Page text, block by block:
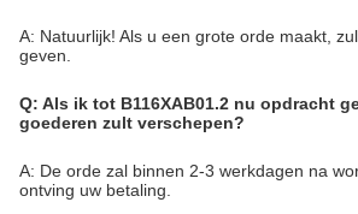
A: Natuurlijk! Als u een grote orde maakt,
geven.
Q: Als ik tot B116XAB01.2 nu opdracht
goederen zult verschepen?
A: De orde zal binnen 2-3 werkdagen na
ontving uw betaling.